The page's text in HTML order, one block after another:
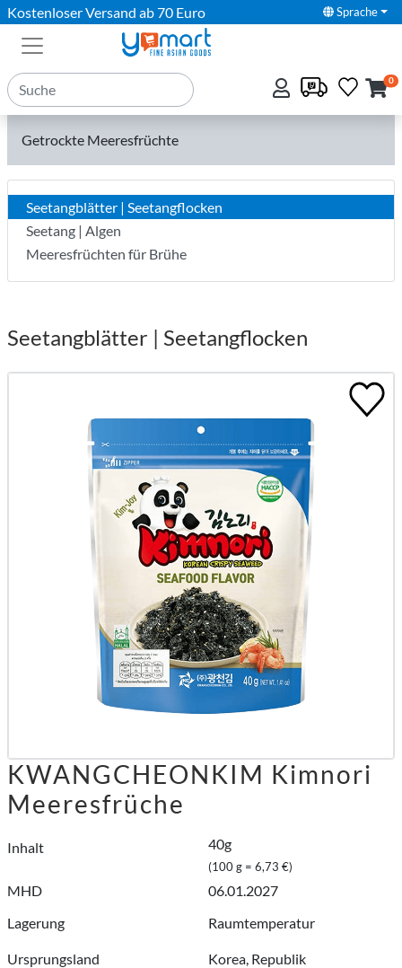
Kostenloser Versand ab 70 Euro Sprache
0
Getrockte Meeresfrüchte
Seetangblätter | Seetangflocken
Seetang | Algen
Meeresfrüchten für Brühe
Seetangblätter | Seetangflocken
KWANGCHEONKIM Kimnori
Meeresfrüche
Inhalt 40g
(100 g = 6,73 €)
MHD
06.01.2027
Lagerung
Raumtemperatur
Ursprungsland Korea, Republik